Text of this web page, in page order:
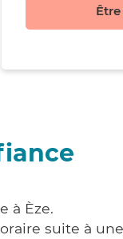
à Èze.
suite à